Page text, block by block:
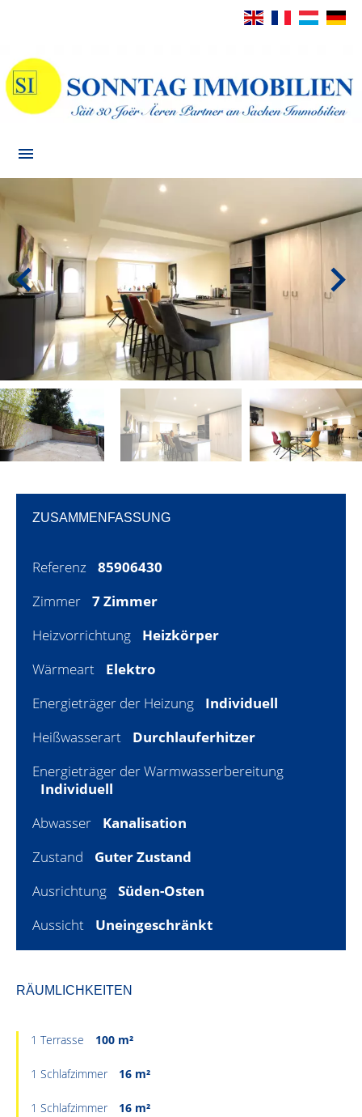
ZUSAMMENFASSUNG
Referenz
85906430
Zimmer
7 Zimmer
Heizvorrichtung
Heizkörper
Wärmeart
Elektro
Energieträger der Heizung
Individuell
Heißwasserart
Durchlauferhitzer
Energieträger der Warmwasserbereitung
Individuell
Abwasser
Kanalisation
Zustand
Guter Zustand
Ausrichtung
Süden-Osten
Aussicht
Uneingeschränkt
RÄUMLICHKEITEN
1 Terrasse 100 m²
1 Schlafzimmer 16 m²
1 Schlafzimmer 16 m²